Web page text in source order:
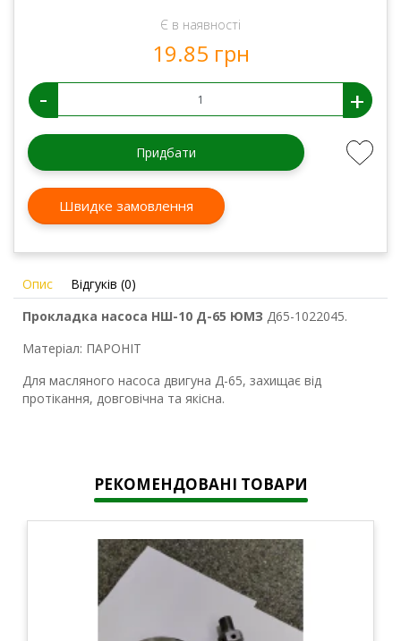
Є в наявності
19.85 грн
- +
Придбати
Швидке замовлення
Опис
Відгуків (0)
Прокладка насоса НШ-10 Д-65 ЮМЗ Д65-1022045.
Матеріал: ПАРОНІТ
Для масляного насоса двигуна Д-65, захищає від
протікання, довговічна та якісна.
РЕКОМЕНДОВАНІ ТОВАРИ